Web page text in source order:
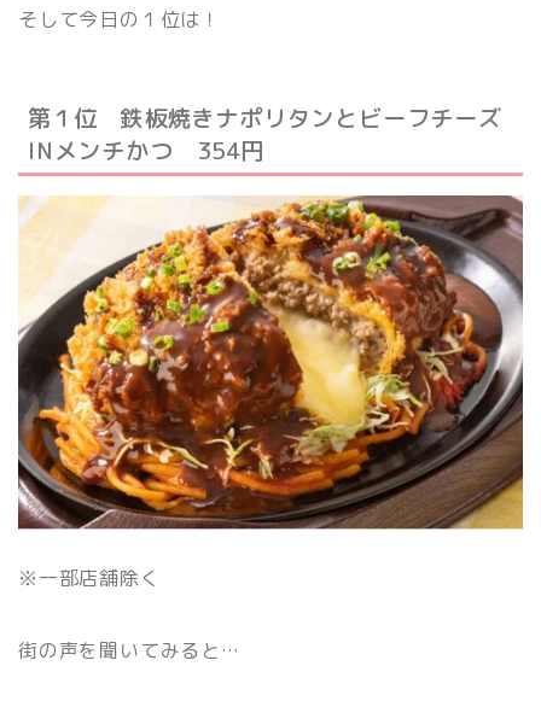
そして今日の１位は！
第１位 鉄板焼きナポリタンとビーフチーズ
INメンチかつ 354円
※一部店舗除く
街の声を聞いてみると …